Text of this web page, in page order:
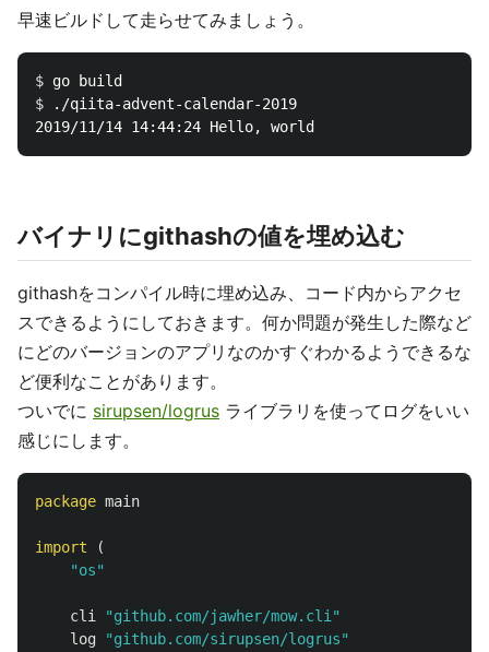
早速ビルドして走らせてみましょう。
$
$
./qiita-advent-calendar-2019
バイナリにgithashの値を埋め込む
githashをコンパイル時に埋め込み、コード内からアクセ
スできるようにしておきます。何か問題が発生した際など
にどのバージョンのアプリなのかすぐわかるようできるな
ど便利なことがあります。
ついでに sirupsen/logrus ライブラリを使ってログをいい
感じにします。
package main
import
(
"os"
cli
"github.com/jawher/mow.cli"
log
"github.com/sirupsen/logrus"